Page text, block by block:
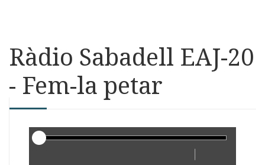
Ràdio Sabadell EAJ-20
- Fem-la petar
Reproductor
Lent